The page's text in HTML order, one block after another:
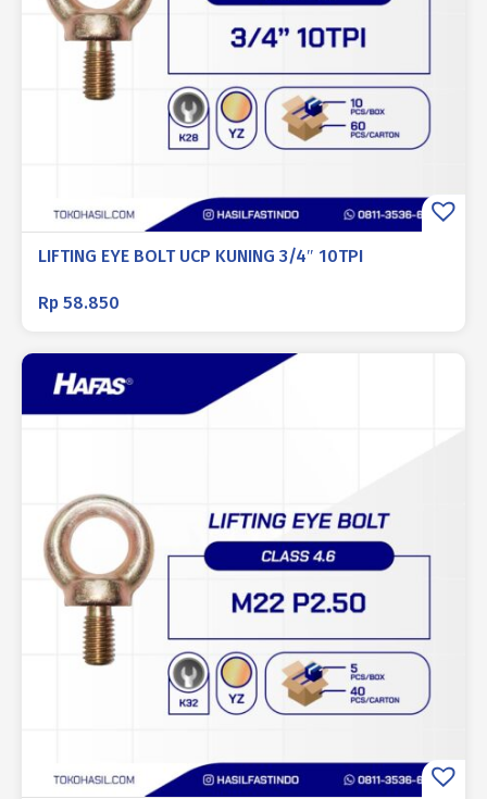
LIFTING EYE BOLT UCP KUNING 3/4″ 10TPI
Rp 58.850